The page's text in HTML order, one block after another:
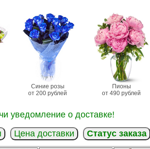
Синие розы
от 200 рублей
Пионы
от 490 рублей
уведомление о доставке!
Цена доставки Статус заказа